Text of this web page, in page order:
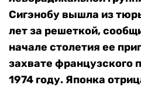
Сигэнобу вышла из
лет за решеткой,
начале столетия ее
захвате французского
1974 году. Японка